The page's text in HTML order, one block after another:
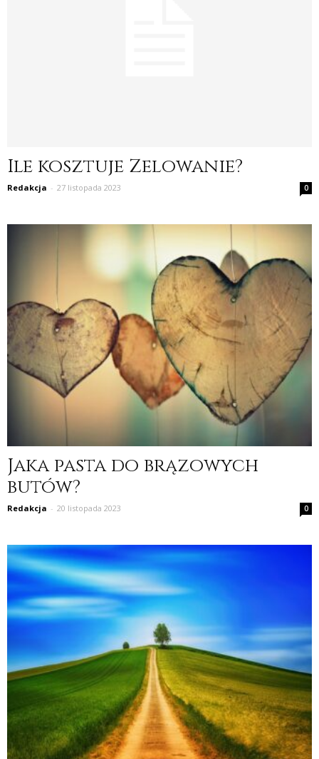
Ile kosztuje Zelowanie?
Redakcja - 27 listopada 2023 0
Jaka pasta do brązowych
butów?
Redakcja - 20 listopada 2023 0